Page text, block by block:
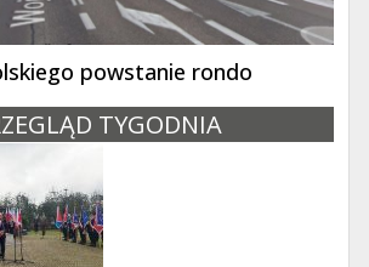
powstanie rondo
TYGODNIA